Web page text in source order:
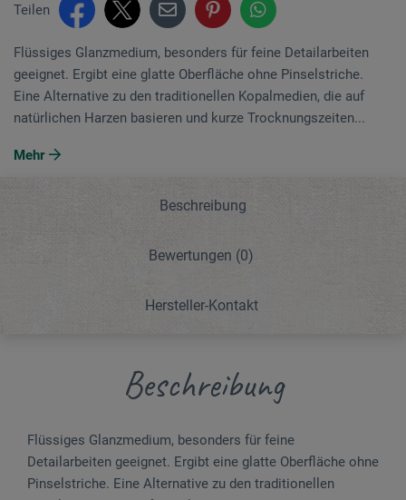
Teilen
Flüssiges Glanzmedium, besonders für feine Detailarbeiten
geeignet. Ergibt eine glatte Oberfläche ohne Pinselstriche.
Eine Alternative zu den traditionellen Kopalmedien, die auf
natürlichen Harzen basieren und kurze Trocknungszeiten...
Mehr
Beschreibung
Bewertungen (0)
Hersteller-Kontakt
Beschreibung
Flüssiges Glanzmedium, besonders für feine
Detailarbeiten geeignet. Ergibt eine glatte Oberfläche ohne
Pinselstriche. Eine Alternative zu den traditionellen